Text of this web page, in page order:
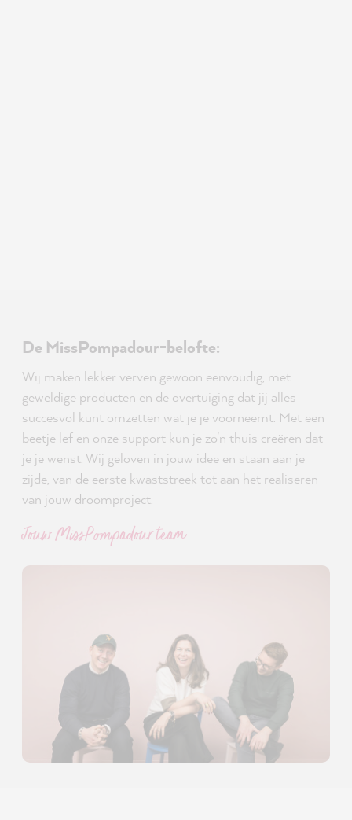
De MissPompadour-belofte:
Wij maken lekker verven gewoon eenvoudig, met
geweldige producten en de overtuiging dat jij alles
succesvol kunt omzetten wat je je voorneemt. Met een
beetje lef en onze support kun je zo'n thuis creëren dat
je je wenst. Wij geloven in jouw idee en staan aan je
zijde, van de eerste kwaststreek tot aan het realiseren
van jouw droomproject.
Jouw MissPompadour team